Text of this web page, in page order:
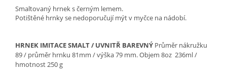
Smaltovaný hrnek s černým lemem.
Potištěné hrnky se nedoporučují mýt v myčce na nádobí.
HRNEK IMITACE SMALT / UVNITŘ BAREVNÝ Průměr nákružku
89 / průměr hrnku 81mm / výška 79 mm.Objem 8oz 236ml /
hmotnost 250 g